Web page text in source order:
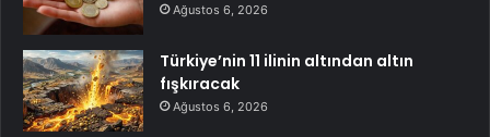
Ağustos 6, 2026
Türkiye’nin 11 ilinin altından altın
fışkıracak
Ağustos 6, 2026